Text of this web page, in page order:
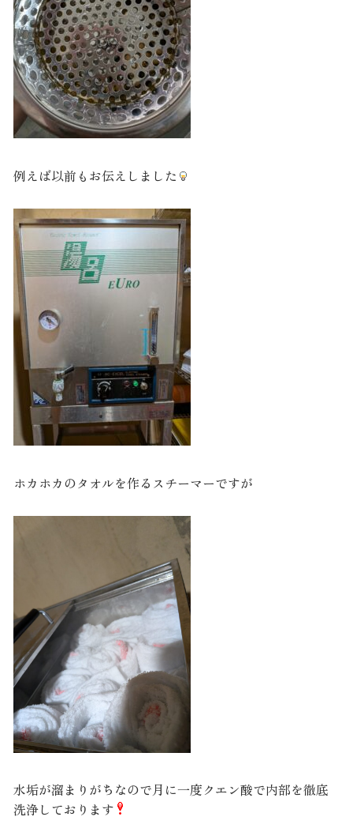
例えば以前もお伝えしました
ホカホカのタオルを作るスチーマーですが
水垢が溜まりがちなので月に一度クエン酸で内部を徹底
洗浄しております